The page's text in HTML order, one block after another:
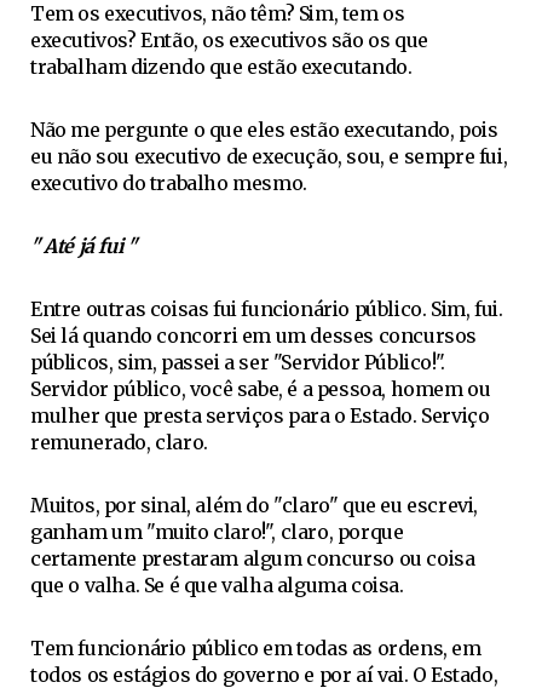
Tem os executivos, não têm? Sim, tem os
executivos? Então, os executivos são os que
trabalham dizendo que estão executando.
Não me pergunte o que eles estão executando, pois
eu não sou executivo de execução, sou, e sempre fui,
executivo do trabalho mesmo.
" Até já fui "
Entre outras coisas fui funcionário público. Sim, fui.
Sei lá quando concorri em um desses concursos
públicos, sim, passei a ser "Servidor Público!".
Servidor público, você sabe, é a pessoa, homem ou
mulher que presta serviços para o Estado. Serviço
remunerado, claro.
Muitos, por sinal, além do "claro" que eu escrevi,
ganham um "muito claro!", claro, porque
certamente prestaram algum concurso ou coisa
que o valha. Se é que valha alguma coisa.
Tem funcionário público em todas as ordens, em
todos os estágios do governo e por aí vai. O Estado,